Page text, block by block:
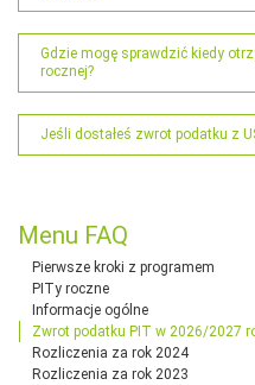
Menu FAQ
Pierwsze kroki z programem
PITy roczne
Informacje ogólne
Zwrot podatku PIT w 2026/2027
Rozliczenia za rok 2024
Rozliczenia za rok 2023
Gdzie mogę sprawdzić kiedy
rocznej?
Jeśli dostałeś zwrot podatku z